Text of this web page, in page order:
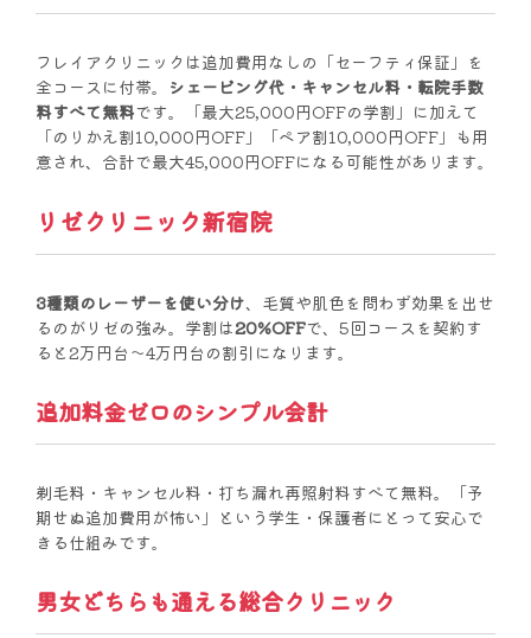
フレイアクリニックは追加費用なしの「セーフティ保証」を
全コースに付帯。 シェービング代・キャンセル料・転院手数
料すべて無料です。「最大25,000円OFFの学割」に加えて
「のりかえ割10,000円OFF」「ペア割10,000円OFF」も用
意され、合計で最大45,000円OFFになる可能性があります。
リゼクリニック新宿院
3種類のレーザーを使い分け、毛質や肌色を問わず効果を出せ
るのがリゼの強み。学割は20%OFFで、5回コースを契約す
ると2万円台〜4万円台の割引になります。
追加料金ゼロのシンプル会計
剃毛料・キャンセル料・打ち漏れ再照射料すべて無料。「予
期せぬ追加費用が怖い」という学生・保護者にとって安心で
きる仕組みです。
男女どちらも通える総合クリニック